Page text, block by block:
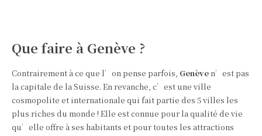
Que faire à Genève ?
Contrairement à ce que l’on pense parfois, Genèven’est pas
la capitale de la Suisse. En revanche, c’est une ville
cosmopolite et internationale qui fait partie des 5 villes les
plus riches du monde ! Elle est connue pour la qualité de vie
qu’elle offre à ses habitants et pour toutes les attractions